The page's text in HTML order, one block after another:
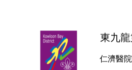
東九
仁濟醫